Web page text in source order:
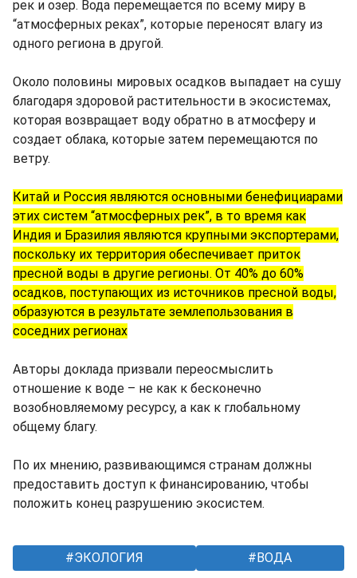
рек и озер. Вода перемещается по всему миру в
“атмосферных реках”, которые переносят влагу из
одного региона в другой.
Около половины мировых осадков выпадает на сушу
благодаря здоровой растительности в экосистемах,
которая возвращает воду обратно в атмосферу и
создает облака, которые затем перемещаются по
ветру.
Китай и Россия являются основными бенефициарами
этих систем “атмосферных рек”, в то время как
Индия и Бразилия являются крупными экспортерами,
поскольку их территория обеспечивает приток
пресной воды в другие регионы. От 40% до 60%
осадков, поступающих из источников пресной воды,
образуются в результате землепользования в
соседних регионах
Авторы доклада призвали переосмыслить
отношение к воде – не как к бесконечно
возобновляемому ресурсу, а как к глобальному
общему благу.
По их мнению, развивающимся странам должны
предоставить доступ к финансированию, чтобы
положить конец разрушению экосистем.
ЭКОЛОГИЯ ВОДА